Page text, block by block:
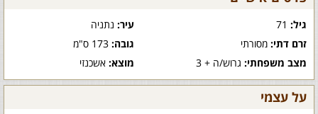
גיל: עיר:נתניה
זרם דתי: מסורתי גובה:173 ס"מ
מצב משפחתי: גרוש/ה + 3 מוצא:אשכנזי
על עצמי